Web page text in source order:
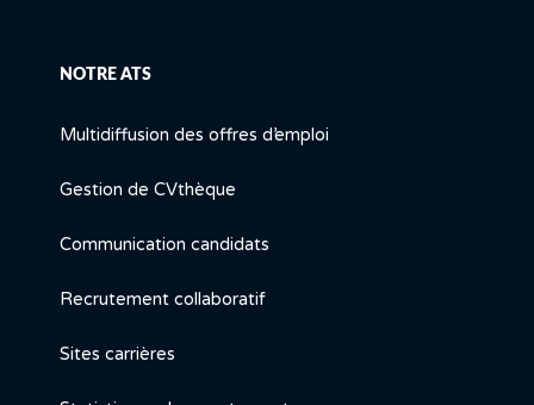
NOTRE ATS
Multidiffusion des offres d’emploi
Gestion de CVthèque
Communication candidats
Recrutement collaboratif
Sites carrières